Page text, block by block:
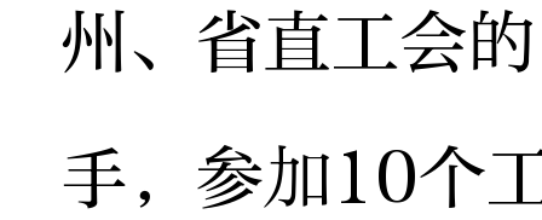
州、省直工会
手，参加10个